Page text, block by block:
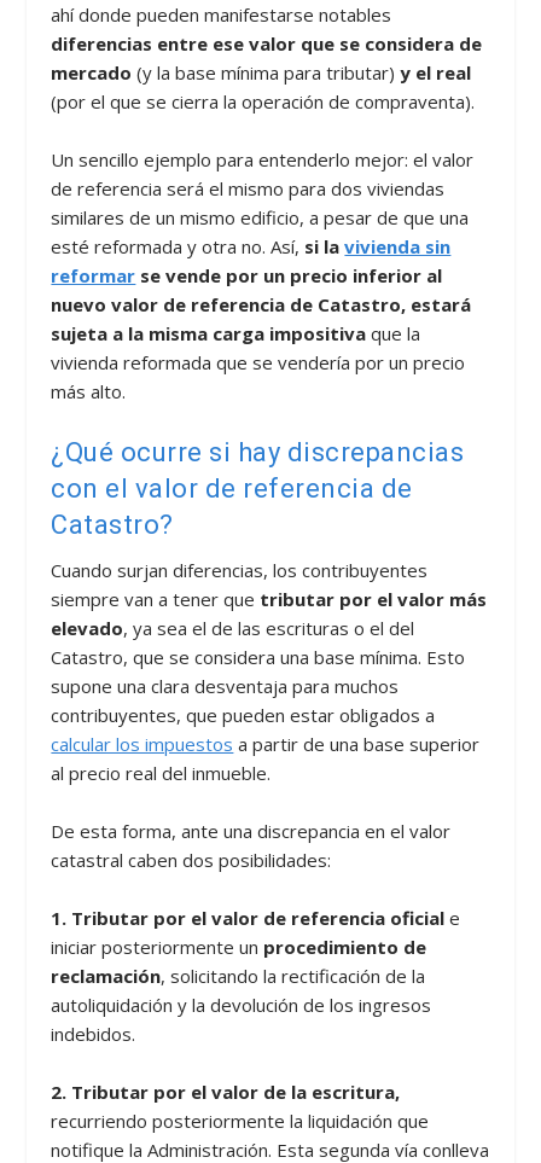
ahí donde pueden manifestarse notables
diferencias entre ese valor que se considera de
mercado (y la base mínima para tributar)y el real
(por el que se cierra la operación de compraventa).
Un sencillo ejemplo para entenderlo mejor: el valor
de referencia será el mismo para dos viviendas
similares de un mismo edificio, a pesar de que una
esté reformada y otra no. Así, si lavivienda sin
reformar se vende por un precio inferior al
nuevo valor de referencia de Catastro, estará
sujeta a la misma carga impositivaque la
vivienda reformada que se vendería por un precio
más alto.
¿Qué ocurre si hay discrepancias
con el valor de referencia de
Catastro?
Cuando surjan diferencias, los contribuyentes
siempre van a tener que tributar por el valor más
elevado, ya sea el de las escrituras o el del
Catastro, que se considera una base mínima. Esto
supone una clara desventaja para muchos
contribuyentes, que pueden estar obligados a
calcular los impuestos a partir de una base superior
al precio real del inmueble.
De esta forma, ante una discrepancia en el valor
catastral caben dos posibilidades:
1. Tributar por el valor de referencia oficial e
iniciar posteriormente un procedimiento de
reclamación, solicitando la rectificación de la
autoliquidación y la devolución de los ingresos
indebidos.
2. Tributar por el valor de la escritura,
recurriendo posteriormente la liquidación que
notifique la Administración. Esta segunda vía conlleva